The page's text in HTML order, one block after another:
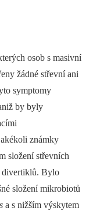
osob s masivní
žádné střevní ani
symptomy
by byly
známky
složení střevních
divertiklů. Bylo
složení mikrobiotů
a s nižším výskytem